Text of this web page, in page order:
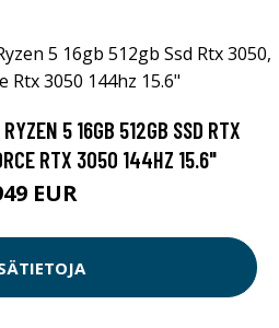
5 16GB 512GB SSD RTX
RTX 3050 144HZ 15.6"
EUR